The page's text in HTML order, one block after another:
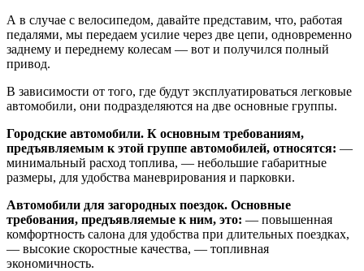
А в случае с велосипедом, давайте представим, что, работая
педалями, мы передаем усилие через две цепи, одновременно
заднему и переднему колесам — вот и получился полный
привод.
В зависимости от того, где будут эксплуатироваться легковые
автомобили, они подразделяются на две основные группы.
Городские автомобили. К основным требованиям,
предъявляемым к этой группе автомобилей, относятся: —
минимальный расход топлива, — небольшие габаритные
размеры, для удобства маневрирования и парковки.
Автомобили для загородных поездок. Основные
требования, предъявляемые к ним, это: — повышенная
комфортность салона для удобства при длительных поездках,
— высокие скоростные качества, — топливная
экономичность.